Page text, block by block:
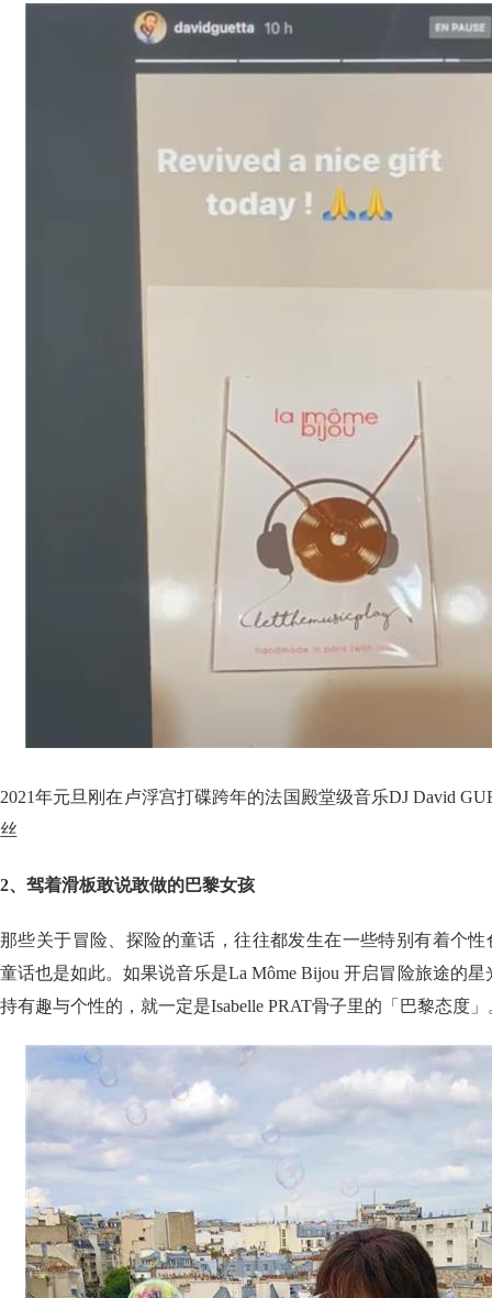
2021年元旦刚在卢浮宫打碟跨年的法国殿堂级音乐DJ David
丝
2、驾着滑板敢说敢做的巴黎女孩
那些关于冒险、探险的童话，往往都发生在一些特别有着个性
童话也是如此。如果说音乐是La Môme Bijou 开启冒险旅途的
持有趣与个性的，就一定是Isabelle PRAT骨子里的「巴黎态度」